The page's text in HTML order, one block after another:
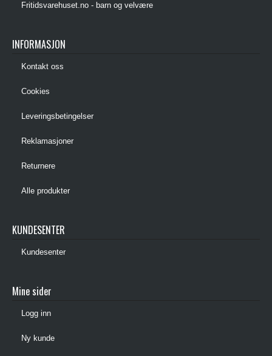
Fritidsvarehuset.no - barn og velvære
INFORMASJON
Kontakt oss
Cookies
Leveringsbetingelser
Reklamasjoner
Returnere
Alle produkter
KUNDESENTER
Kundesenter
Mine sider
Logg inn
Ny kunde